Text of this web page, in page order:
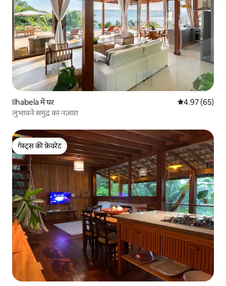
Ilhabela में घर औसत रेटिंग 5 में
4.97 (65)
लुभावने समुद्र का नज़ारा
गेस्ट्स की फ़ेवरेट
गेस्ट्स की फ़ेवरेट